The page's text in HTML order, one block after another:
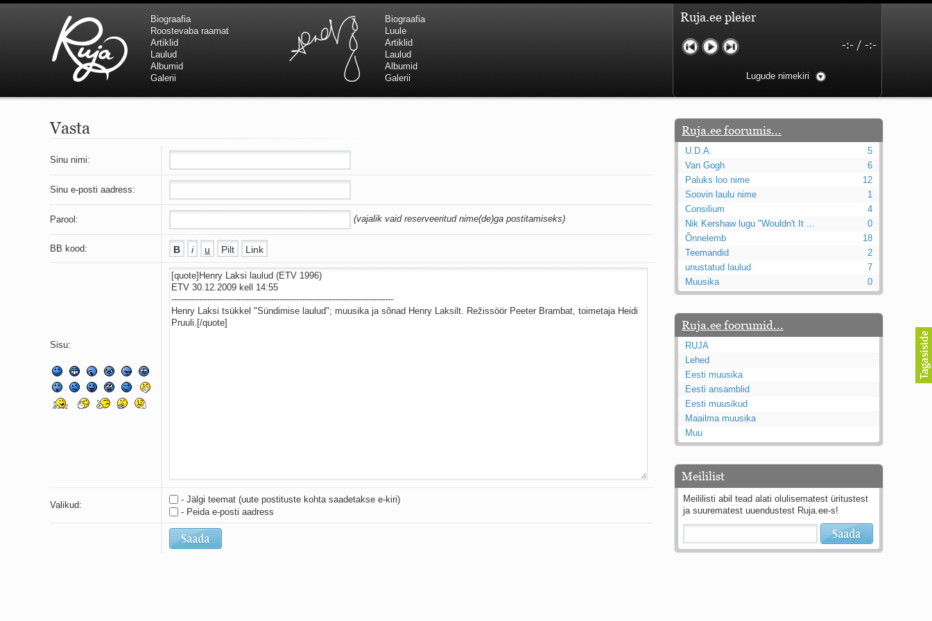
Biograafia
Roostevaba raamat
Artiklid
Laulud
Albumid
Galerii
Biograafia
Luule
Artiklid
Laulud
Albumid
Galerii
Ruja.ee pleier
-:- / -:-
Lugude nimekiri
Vasta
Sinu nimi:
Sinu e-posti aadress:
Parool: (vajalik vaid reserveeritud nime(de)ga postitamiseks)
BB kood:
Sisu:
Valikud:
- Jälgi teemat (uute postituste kohta saadetakse e-kiri)
- Peida e-posti aadress
Ruja.ee foorumis...
U.D.A.
5
Van Gogh
6
Paluks loo nime
12
Soovin laulu nime
1
Consilium
4
Nik Kershaw lugu "Wouldn't It ...
0
Õnnelemb
18
Teemandid
2
unustatud laulud
7
Muusika
0
Ruja.ee foorumid...
RUJA
Lehed
Eesti muusika
Eesti ansamblid
Eesti muusikud
Maailma muusika
Muu
Meililist
Meililisti abil tead alati olulisematest üritustest
ja suurematest uuendustest Ruja.ee-s!